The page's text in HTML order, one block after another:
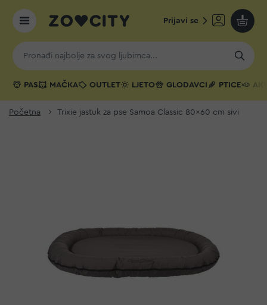
Prijavi se
Moja
PAS MAČKA OUTLET LJETO GLODAVCI PTICE
Početna Trixie jastuk za pse Samoa Classic 80x60 cm sivi